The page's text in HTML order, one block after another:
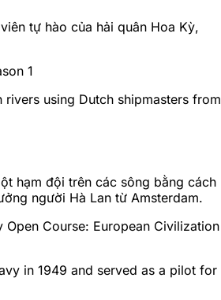
tự hào của hải quân Hoa Kỳ,
1
using Dutch shipmasters from
hạm đội trên các sông bằng cách
người Hà Lan từ Amsterdam.
Open Course: European Civilization
in 1949 and served as a pilot for